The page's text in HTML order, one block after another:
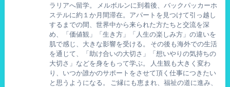
ラリアへ留学。 メルボルンに到着後、バックパッカーホ
ステルに約１か月間滞在。アパートを見つけて引っ越し
するまでの間、世界中から来られた方たちと交流を深
め、「価値観」「生き方」「人生の楽しみ方」の違いを
肌で感じ、大きな影響を受ける。 その後も海外での生活
を通じて、「助け合いの大切さ」「想いやりの気持ちの
大切さ」などを身をもって学ぶ。 人生観も大きく変わ
り、いつか誰かのサポートをさせて頂く仕事につきたい
と思うようになる。 ご縁にも恵まれ、福祉の道に進み、